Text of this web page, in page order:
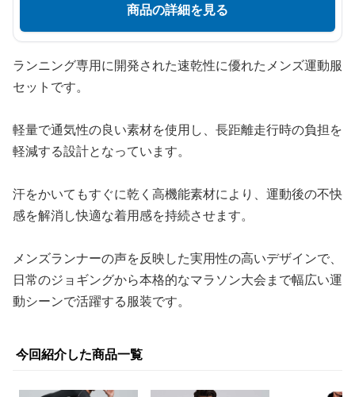
商品の詳細を見る
ランニング専用に開発された速乾性に優れたメンズ運動服
セットです。
軽量で通気性の良い素材を使用し、長距離走行時の負担を
軽減する設計となっています。
汗をかいてもすぐに乾く高機能素材により、運動後の不快
感を解消し快適な着用感を持続させます。
メンズランナーの声を反映した実用性の高いデザインで、
日常のジョギングから本格的なマラソン大会まで幅広い運
動シーンで活躍する服装です。
今回紹介した商品一覧